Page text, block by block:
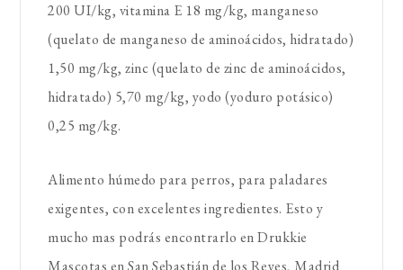
200 UI/kg, vitamina E 18 mg/kg, manganeso
(quelato de manganeso de aminoácidos, hidratado)
1,50 mg/kg, zinc (quelato de zinc de aminoácidos,
hidratado) 5,70 mg/kg, yodo (yoduro potásico)
0,25 mg/kg.
Alimento húmedo para perros, para paladares
exigentes, con excelentes ingredientes. Esto y
mucho mas podrás encontrarlo en Drukkie
Mascotas en San Sebastián de los Reyes, Madrid